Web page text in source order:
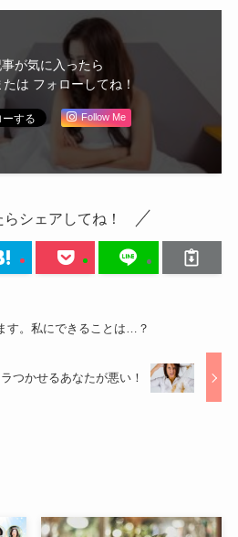
が気に入ったら
たは フォローしてね！
Follow Me
シェアしてね！
す。私にできることは…？
つかせるあなたが悪い！